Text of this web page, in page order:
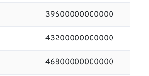
39600000000000
43200000000000
46800000000000